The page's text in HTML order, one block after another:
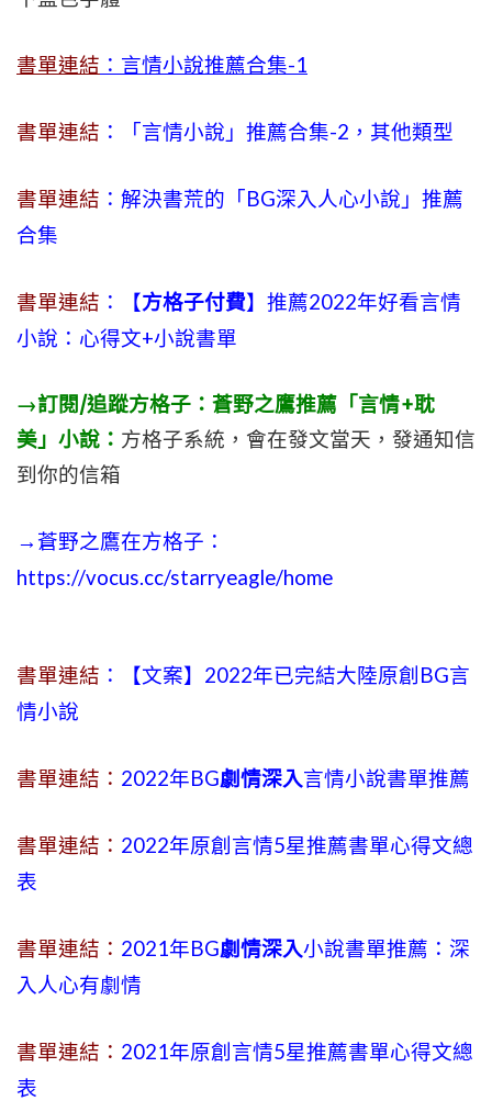
書單連結 ：言情小說推薦合集-1
書單連結 ：「言情小說」推薦合集-2，其他類型
書單連結 ：解決書荒的「BG深入人心小說」推薦
合集
書單連結 ：【方格子付費】推薦2022年好看言情
小說：心得文+小說書單
→訂閱/追蹤方格子：蒼野之鷹推薦「言情+耽
美」小說： 方格子系統，會在發文當天，發通知信
到你的信箱
→蒼野之鷹在方格子：
https://vocus.cc/starryeagle/home
書單連結 ：【文案】2022年已完結大陸原創BG言
情小說
書單連結： 2022年BG劇情深入言情小說書單推薦
書單連結： 2022年原創言情5星推薦書單心得文總
表
書單連結： 2021年BG劇情深入小說書單推薦：深
入人心有劇情
書單連結： 2021年原創言情5星推薦書單心得文總
表